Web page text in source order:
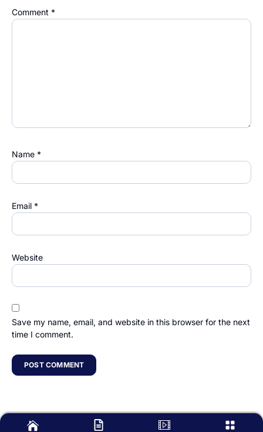
Comment *
Name *
Email *
Website
Save my name, email, and website in this browser for the next
time I comment.